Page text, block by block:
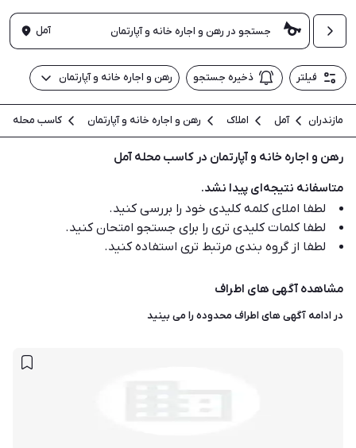
آمل
فیلتر ذخیره جستجو رهن و اجاره خانه و آپارتمان
مازندران آمل املاک رهن و اجاره خانه و آپارتمان کاسب محله
رهن و اجاره خانه و آپارتمان در کاسب محله آمل
متاسفانه نتیجه‌ای پیدا نشد.
لطفا املای کلمه کلیدی خود را بررسی کنید.
لطفا کلمات کلیدی تری را برای جستجو امتحان کنید.
لطفا از گروه بندی مرتبط تری استفاده کنید.
مشاهده آگهی های اطراف
در ادامه آگهی هایاطراف محدودهرا می بینید